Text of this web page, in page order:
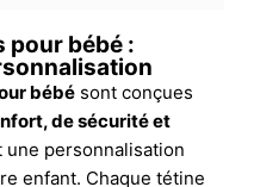
pour bébé :
bébé sont conçues
de sécurité et
personnalisation
enfant. Chaque tétine